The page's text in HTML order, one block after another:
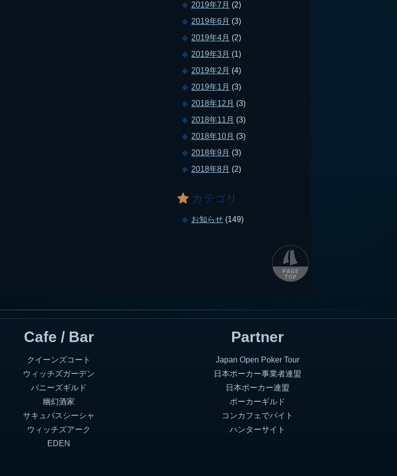
2019年7月 (2)
2019年6月 (3)
2019年4月 (2)
2019年3月 (1)
2019年2月 (4)
2019年1月 (3)
2018年12月 (3)
2018年11月 (3)
2018年10月 (3)
2018年9月 (3)
2018年8月 (2)
カテゴリ
お知らせ (149)
Cafe / Bar
クイーンズコート
ウィッチズガーデン
バニーズギルド
幽幻酒家
サキュバスシーシャ
ウィッチズアーク
EDEN
Partner
Japan Open Poker Tour
日本ポーカー事業者連盟
日本ポーカー連盟
ポーカーギルド
コンカフェでバイト
ハンターサイト